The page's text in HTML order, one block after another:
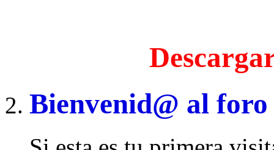
Bienvenid@ al